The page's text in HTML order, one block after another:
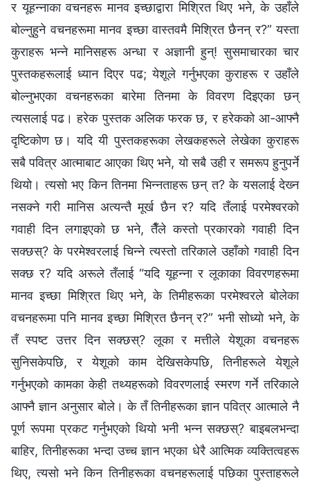
र यूहन्‍नाका वचनहरू मानव इच्छाद्वारा मिश्रित थिए भने, के उहाँले
बोल्‍नुहुने वचनहरूमा मानव इच्छा वास्तवमै मिश्रित छैनन् र?” यस्ता
कुराहरू भन्‍ने मानिसहरू अन्धा र अज्ञानी हुन्! सुसमाचारका चार
पुस्तकहरूलाई ध्यान दिएर पढ; येशूले गर्नुभएका कुराहरू र उहाँले
बोल्‍नुभएका वचनहरूका बारेमा तिनमा के विवरण दिइएका छन्
त्यसलाई पढ। हरेक पुस्तक अलिक फरक छ, र हरेकको आ-आफ्‍नै
दृष्टिकोण छ। यदि यी पुस्तकहरूका लेखकहरूले लेखेका कुराहरू
सबै पवित्र आत्‍माबाट आएका थिए भने, यो सबै उही र समरूप हुनुपर्ने
थियो। त्यसो भए किन तिनमा भिन्‍नताहरू छन् त? के यसलाई देख्‍न
नसक्‍ने गरी मानिस अत्यन्तै मूर्ख छैन र? यदि तँलाई परमेश्‍वरको
गवाही दिन लगाइएको छ भने, तैँले कस्तो प्रकारको गवाही दिन
सक्छस्? के परमेश्‍वरलाई चिन्‍ने त्यस्तो तरिकाले उहाँको गवाही दिन
सक्छ र? यदि अरूले तँलाई “यदि यूहन्‍ना र लूकाका विवरणहरूमा
मानव इच्छा मिश्रित थिए भने, के तिमीहरूका परमेश्‍वरले बोलेका
वचनहरूमा पनि मानव इच्छा मिश्रित छैनन् र?” भनी सोध्यो भने, के
तँ स्पष्ट उत्तर दिन सक्छस्? लूका र मत्तीले येशूका वचनहरू
सुनिसकेपछि, र येशूको काम देखिसकेपछि, तिनीहरूले येशूले
गर्नुभएको कामका केही तथ्यहरूको विवरणलाई स्मरण गर्ने तरिकाले
आफ्‍नै ज्ञान अनुसार बोले। के तँ तिनीहरूका ज्ञान पवित्र आत्माले नै
पूर्ण रूपमा प्रकट गर्नुभएको थियो भनी भन्‍न सक्छस्? बाइबलभन्दा
बाहिर, तिनीहरूका भन्दा उच्‍च ज्ञान भएका धेरै आत्मिक व्यक्तित्वहरू
थिए, त्यसो भने किन तिनीहरूका वचनहरूलाई पछिका पुस्ताहरूले